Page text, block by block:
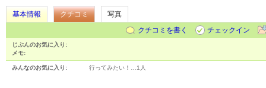
基本情報 クチコミ
写真
クチコミを書く
チェックイン
じぶんのお気に入り:
メモ:
みんなのお気に入り: 行ってみたい！… 1人